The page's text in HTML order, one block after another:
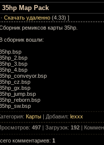
35hp Map Pack
Скачать удаленно (4.33) ]
ремиксов карты 35hp.
В сборник вошли:
: Карты | Добавил: lexxx
: 497 | Загрузок: 192 |
комментариев: 1